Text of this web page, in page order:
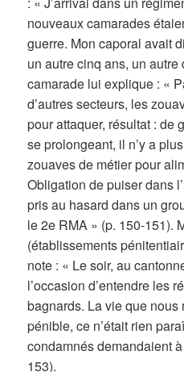
nouveaux camarades
guerre. Mon caporal avait
un autre cinq ans, un autre
camarade lui explique : «
d’autres secteurs, les
pour attaquer, résultat : de
se prolongeant, il n’y a
zouaves de métier pour
Obligation de puiser dans
pris au hasard dans un
le 2e RMA » (p. 150-151).
(établissements
note : « Le soir, au
l’occasion d’entendre les
bagnards. La vie que
pénible, ce n’était rien
condamnés demandaient
153).